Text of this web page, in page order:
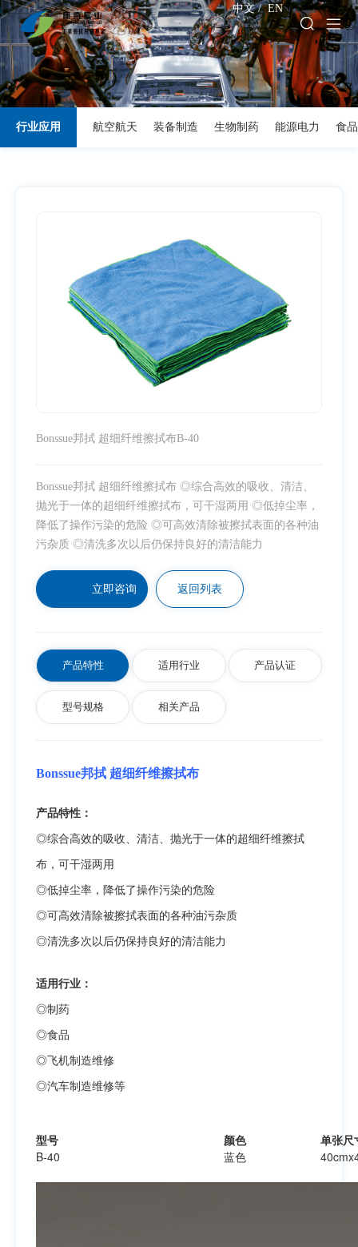
中文/EN
行业应用 航空航天 装备制造 生物制药 能源电力 食
Bonssue邦拭 超细纤维擦拭布B-40
Bonssue邦拭 超细纤维擦拭布 ◎综合高效的吸收、清洁、
抛光于一体的超细纤维擦拭布，可干湿两用 ◎低掉尘率，
降低了操作污染的危险 ◎可高效清除被擦拭表面的各种油
污杂质 ◎清洗多次以后仍保持良好的清洁能力
立即咨询 返回列表
产品特性 适用行业 产品认证
型号规格 相关产品
Bonssue邦拭 超细纤维擦拭布
产品特性：
◎综合高效的吸收、清洁、抛光于一体的超细纤维擦拭
布，可干湿两用
◎低掉尘率，降低了操作污染的危险
◎可高效清除被擦拭表面的各种油污杂质
◎清洗多次以后仍保持良好的清洁能力
适用行业：
◎制药
◎食品
◎飞机制造维修
◎汽车制造维修等
型号 颜色
单张尺
B-40
蓝色